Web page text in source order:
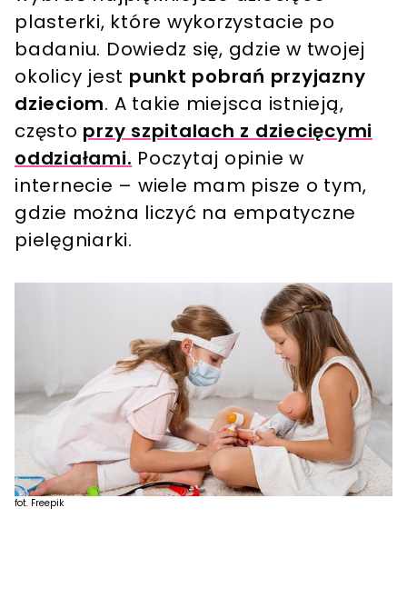
plasterki, które wykorzystacie po
badaniu. Dowiedz się, gdzie w twojej
okolicy jest punkt pobrań przyjazny
dzieciom. A takie miejsca istnieją,
często przy szpitalach z dziecięcymi
oddziałami. Poczytaj opinie w
internecie – wiele mam pisze o tym,
gdzie można liczyć na empatyczne
pielęgniarki.
fot. Freepik